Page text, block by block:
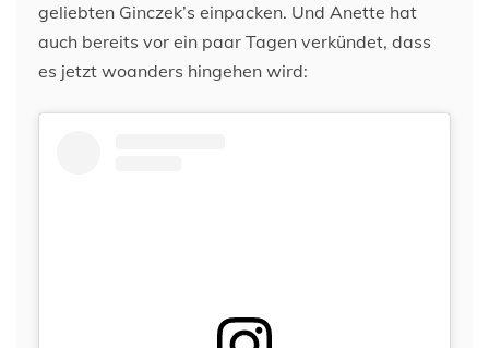
geliebten Ginczek’s einpacken. Und Anette hat
auch bereits vor ein paar Tagen verkündet, dass
es jetzt woanders hingehen wird: